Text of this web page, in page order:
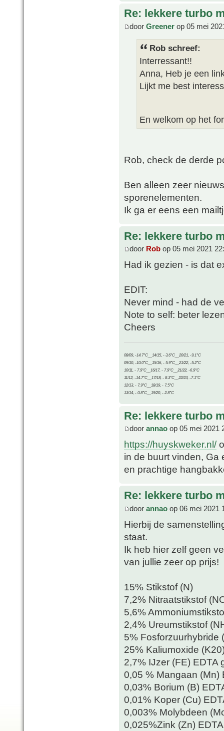
Re: lekkere turbo
door Greener op 05 mei
Rob schreef:
Interressant!!
Anna, Heb je een
Lijkt me best
En welkom op het
Rob, check de derde
Ben alleen zeer
sporenelementen.
Ik ga er eens een
Re: lekkere turbo
door Rob op 05 mei 2021
Had ik gezien - is dat
EDIT:
Never mind - had de
Note to self: beter
Cheers
08/09, -14.7°C__14/15, - 3.6°C__20/21, -9.1°C
09/10, -10.0°C__15/16, - 5.9°C__21/22, -5.2°C
10/11, - 7.9°C__16/17, - 7.9°C__21/22, -6.9°C
11/12, -14.7°C__17/18, - 8.3°C__22/23, -7.1°C
12/13, - 7.9°C__18/19, - 7.5°C
13/14, - 0.8°C__19/20, - 2.8°C
Re: lekkere turbo
door annao op 05 mei 2021
https://huyskweker.nl/
in de buurt vinden, Ga
en prachtige
Re: lekkere turbo
door annao op 06 mei 2021
Hierbij de
staat.
Ik heb hier zelf geen
van jullie zeer op prijs!
15% Stikstof (N)
7,2% Nitraatstikstof
5,6%
2,4% Ureumstikstof
5% Fosforzuurhybride
25% Kaliumoxide
2,7% IJzer (FE) EDTA
0,05 % Mangaan (Mn)
0,03% Borium (B)
0,01% Koper (Cu)
0,003% Molybdeen
0,025%Zink (Zn)